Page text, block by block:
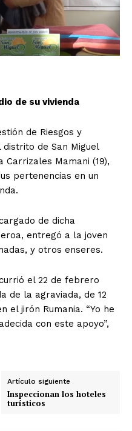
de su vivienda
de Riesgos y
de San Miguel
Mamani (19),
pertenencias en un
de dicha
entregó a la joven
y otros enseres.
el 22 de febrero
de la agraviada, de 12
el jirón Rumania. “Yo he
con este apoyo”,
Artículo siguiente
Inspeccionan los hoteles
turísticos